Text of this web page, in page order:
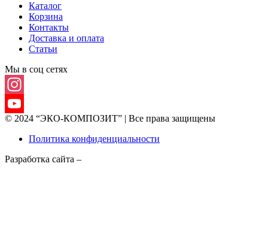
Каталог
Корзина
Контакты
Доставка и оплата
Статьи
Мы в соц сетях
Instagram
YouTube
Channel
© 2024 “ЭКО-КОМПОЗИТ” | Все права защищены
Политика конфиденциальности
Разработка сайта –